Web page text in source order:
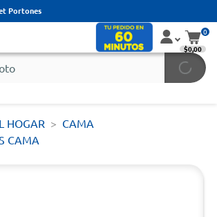
Portones
0
$0,00
HOGAR
CAMA
CAMA